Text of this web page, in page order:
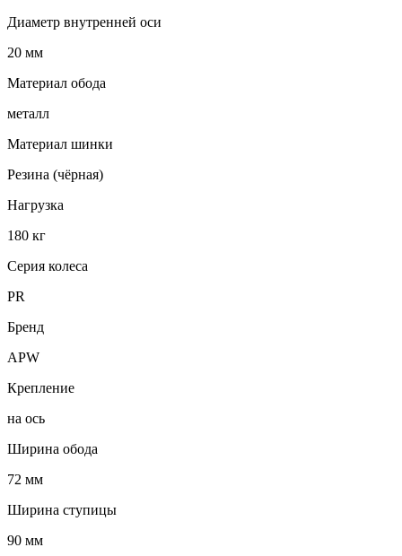
Диаметр внутренней оси
20 мм
Материал обода
металл
Материал шинки
Резина (чёрная)
Нагрузка
180 кг
Серия колеса
PR
Бренд
APW
Крепление
на ось
Ширина обода
72 мм
Ширина ступицы
90 мм